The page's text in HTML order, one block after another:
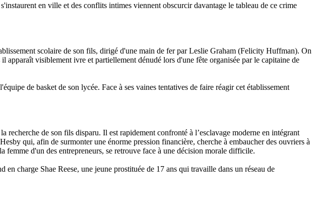
en ville et des conflits intimes viennent obscurcir davantage le tableau de ce crime
scolaire de son fils, dirigé d'une main de fer par Leslie Graham (Felicity Huffman). On
visiblement ivre et partiellement dénudé lors d'une fête organisée par le capitaine de
de basket de son lycée. Face à ses vaines tentatives de faire réagir cet établissement
de son fils disparu. Il est rapidement confronté à l’esclavage moderne en intégrant
qui, afin de surmonter une énorme pression financière, cherche à embaucher des ouvriers à
d'un des entrepreneurs, se retrouve face à une décision morale difficile.
charge Shae Reese, une jeune prostituée de 17 ans qui travaille dans un réseau de